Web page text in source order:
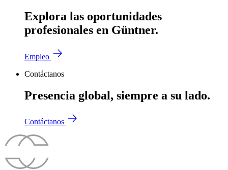
Explora las oportunidades
profesionales en Güntner.
Empleo
Contáctanos
Presencia global, siempre a su lado.
Contáctanos